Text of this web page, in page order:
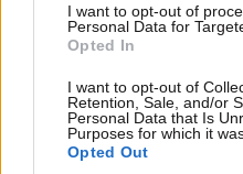
I want to opt-out of
Personal Data for
Opted In
I want to opt-out of
Retention, Sale, and/or
Personal Data that Is
Purposes for which it
Opted Out